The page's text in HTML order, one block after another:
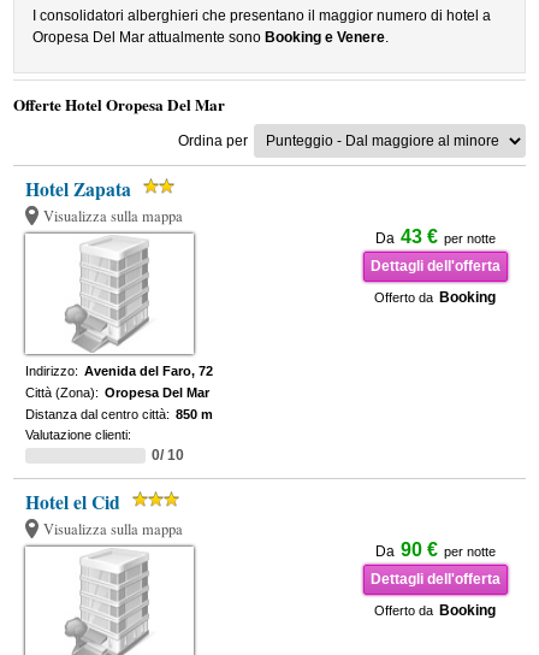
I consolidatori alberghieri che presentano il maggior numero di hotel a
Oropesa Del Mar attualmente sono Booking e Venere.
Offerte Hotel Oropesa Del Mar
Ordina per
Hotel Zapata
Visualizza sulla mappa
Da 43 € per notte
Dettagli dell'offerta
Offerto da Booking
Indirizzo: Avenida del Faro, 72
Città (Zona): Oropesa Del Mar
Distanza dal centro città: 850 m
Valutazione clienti:
0/ 10
Hotel el Cid
Visualizza sulla mappa
Da 90 € per notte
Dettagli dell'offerta
Offerto da Booking